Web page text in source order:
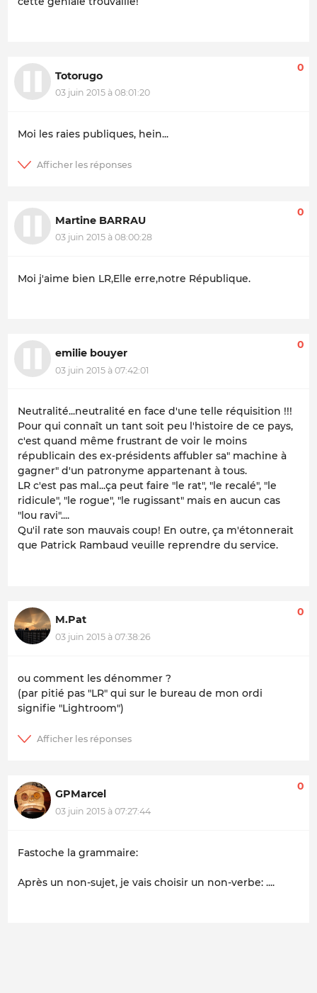
Totorugo
03 juin 2015 à 08:01:20
0
Moi les raies publiques, hein...
Martine BARRAU
03 juin 2015 à 08:00:28
0
Moi j'aime bien LR,Elle erre,notre République.
emilie bouyer
03 juin 2015 à 07:42:01
0
Neutralité...neutralité en face d'une telle réquisition !!!
Pour qui connaît un tant soit peu l'histoire de ce pays,
c'est quand même frustrant de voir le moins
républicain des ex-présidents affubler sa" machine à
gagner" d'un patronyme appartenant à tous.
LR c'est pas mal...ça peut faire "le rat", "le recalé", "le
ridicule", "le rogue", "le rugissant" mais en aucun cas
"lou ravi"....
Qu'il rate son mauvais coup! En outre, ça m'étonnerait
que Patrick Rambaud veuille reprendre du service.
M.Pat
03 juin 2015 à 07:38:26
0
ou comment les dénommer ?
(par pitié pas "LR" qui sur le bureau de mon ordi
signifie "Lightroom")
GPMarcel
03 juin 2015 à 07:27:44
0
Fastoche la grammaire:
Après un non-sujet, je vais choisir un non-verbe: ....